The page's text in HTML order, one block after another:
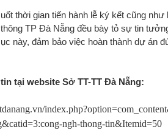
thời gian tiến hành lễ ký kết cũng
TP Đà Nẵng đều bày tỏ sự tin
này, đảm bảo việc hoàn thành dự án
tại website Sở TT-TT Đà Nẵng:
ngh-thong-tin&Itemid=50